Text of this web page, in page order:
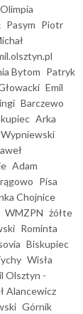
Olimpia
Pasym Piotr
Bytom Patryk
Emil
Barczewo
Arka
Adam
Pisa
Chojnice
WMZPN żółte
Rominta
Biskupiec
Wisła
Olsztyn -
Alancewicz
Górnik